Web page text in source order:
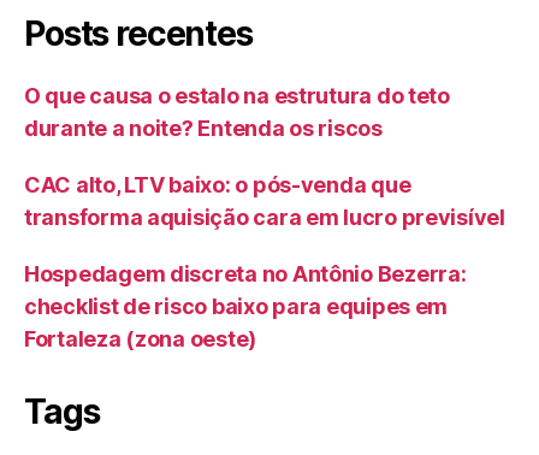
Posts recentes
O que causa o estalo na estrutura do teto
durante a noite? Entenda os riscos
CAC alto, LTV baixo: o pós-venda que
transforma aquisição cara em lucro previsível
Hospedagem discreta no Antônio Bezerra:
checklist de risco baixo para equipes em
Fortaleza (zona oeste)
Tags